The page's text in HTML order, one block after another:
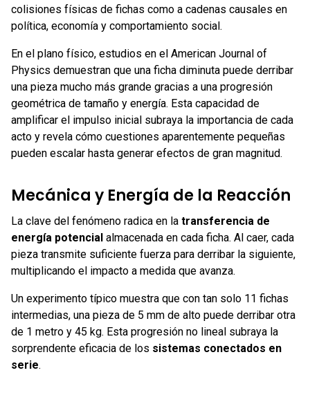
colisiones físicas de fichas como a cadenas causales en
política, economía y comportamiento social.
En el plano físico, estudios en el American Journal of
Physics demuestran que una ficha diminuta puede derribar
una pieza mucho más grande gracias a una progresión
geométrica de tamaño y energía. Esta capacidad de
amplificar el impulso inicial subraya la importancia de cada
acto y revela cómo cuestiones aparentemente pequeñas
pueden escalar hasta generar efectos de gran magnitud.
Mecánica y Energía de la Reacción
La clave del fenómeno radica en la transferencia de
energía potencial almacenada en cada ficha. Al caer, cada
pieza transmite suficiente fuerza para derribar la siguiente,
multiplicando el impacto a medida que avanza.
Un experimento típico muestra que con tan solo 11 fichas
intermedias, una pieza de 5 mm de alto puede derribar otra
de 1 metro y 45 kg. Esta progresión no lineal subraya la
sorprendente eficacia de los sistemas conectados en
serie.